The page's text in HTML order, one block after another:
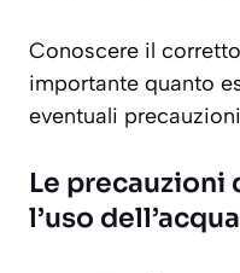
Conoscere il
importante quanto
eventuali
Le precauzioni
l’uso